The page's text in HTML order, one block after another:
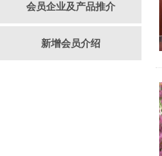
会员企业及产品推介
新增会员介绍